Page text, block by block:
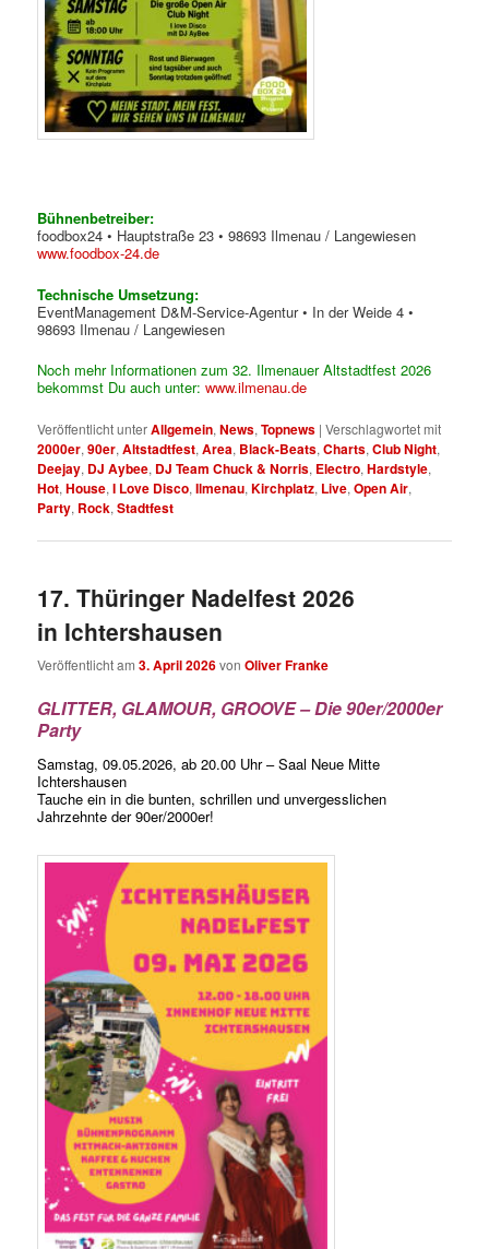
Bühnenbetreiber:
foodbox24 • Hauptstraße 23 • 98693 Ilmenau / Langewiesen
www.foodbox-24.de
Technische Umsetzung:
EventManagement D&M-Service-Agentur • In der Weide 4 •
98693 Ilmenau / Langewiesen
Noch mehr Informationen zum 32. Ilmenauer Altstadtfest 2026
bekommst Du auch unter: www.ilmenau.de
Veröffentlicht unterAllgemein,News,Topnews |Verschlagwortet mit
2000er,90er,Altstadtfest,Area, Black-Beats,Charts,Club Night,
Deejay, DJ Aybee, DJ Team Chuck & Norris, Electro,Hardstyle,
Hot,House,I Love Disco,Ilmenau,Kirchplatz, Live,Open Air,
Party, Rock,Stadtfest
17. Thüringer Nadelfest 2026
in Ichtershausen
Veröffentlicht am3. April 2026vonOliver Franke
GLITTER, GLAMOUR, GROOVE – Die 90er/2000er
Party
Samstag, 09.05.2026, ab 20.00 Uhr – Saal Neue Mitte
Ichtershausen
Tauche ein in die bunten, schrillen und unvergesslichen
Jahrzehnte der 90er/2000er!